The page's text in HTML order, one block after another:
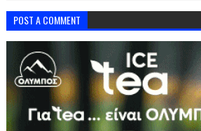
POST A COMMENT